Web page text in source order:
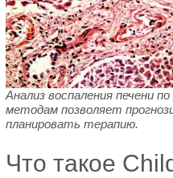
Анализ воспаления печени
методам позволяет
планировать терапию.
Что такое